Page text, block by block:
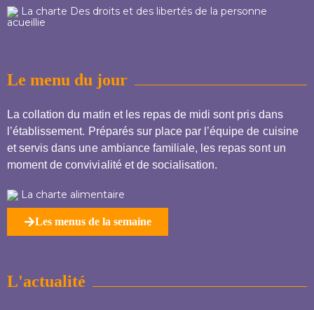
La charte Des droits et des libertés de la personne
acueillie
Le menu du jour
La collation du matin et les repas de midi sont pris dans
l’établissement. Préparés sur place par l’équipe de cuisine
et servis dans une ambiance familiale, les repas sont un
moment de convivialité et de socialisation.
La charte alimentaire
Les menus de la semaine
L'actualité